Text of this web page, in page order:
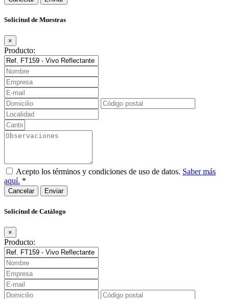
Solicitud de Muestras
×
Producto:
Acepto los términos y condiciones de uso de datos. Saber más
aquí. *
Cancelar
Solicitud de Catálogo
×
Producto: